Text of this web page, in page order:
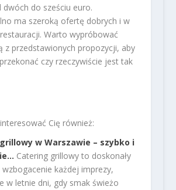
dwóch do sześciu euro.
ma szeroką ofertę dobrych i w
Warto wypróbować
z przedstawionych propozycji, aby
czy rzeczywiście jest tak
Cię również:
w Warszawie – szybko i
Catering grillowy to doskonały
każdej imprezy,
w letnie dni, gdy smak świeżo